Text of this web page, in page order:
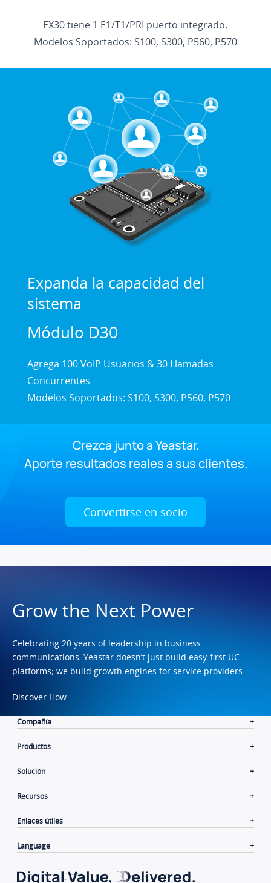
EX30 tiene 1 E1/T1/PRI puerto integrado.
Modelos Soportados: S100, S300, P560, P570
Expanda la capacidad del
sistema
Módulo D30
Agrega 100 VoIP Usuarios & 30 Llamadas
Concurrentes
Modelos Soportados: S100, S300, P560, P570
Crezca junto a Yeastar.
Aporte resultados reales a sus clientes.
Convertirse en socio
Grow the Next Power
Celebrating 20 years of leadership in business
communications, Yeastar doesn’t just build easy-first UC
platforms; we build growth engines for service providers.
Discover How
Compañía
Productos
Solución
Recursos
Enlaces útiles
Language